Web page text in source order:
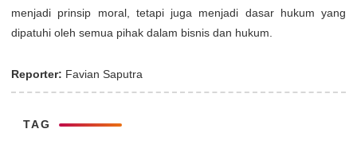
menjadi prinsip moral, tetapi juga menjadi dasar hukum yang
dipatuhi oleh semua pihak dalam bisnis dan hukum.
Reporter: Favian Saputra
TAG